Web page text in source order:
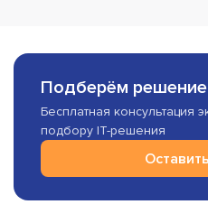
Подберём
Бесплатная консультация
подбору IT-решения